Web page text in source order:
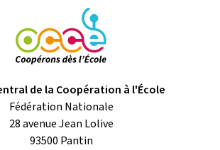
de la Coopération à l'École
Fédération Nationale
28 avenue Jean Lolive
93500 Pantin